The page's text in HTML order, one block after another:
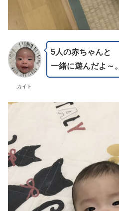
カイト
5人の赤ちゃんと
一緒に遊んだよ～。